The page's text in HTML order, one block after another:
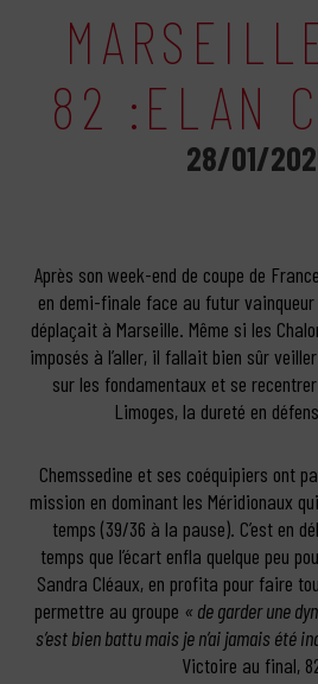
82 :ELAN
28/01/
Après son week-end de coupe de
en demi-finale face au futur vainqueur
déplaçait à Marseille. Même si les
imposés à l’aller, il fallait bien sûr
sur les fondamentaux et se
Limoges, la dureté en
Chemssedine et ses coéquipiers ont
mission en dominant les Méridionaux
temps (39/36 à la pause). C’est en
temps que l’écart enfla quelque peu
Sandra Cléaux, en profita pour faire
permettre au groupe « de garder une
s’est bien battu mais je n’ai jamais été
Victoire au final,